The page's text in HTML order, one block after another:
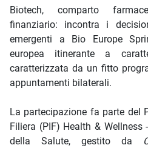
Biotech, comparto
finanziario: incontra i
emergenti a Bio Europe
europea itinerante a
caratterizzata da un fitto
appuntamenti bilaterali.
La partecipazione fa parte del
Filiera (PIF) Health &
della Salute, gestito da